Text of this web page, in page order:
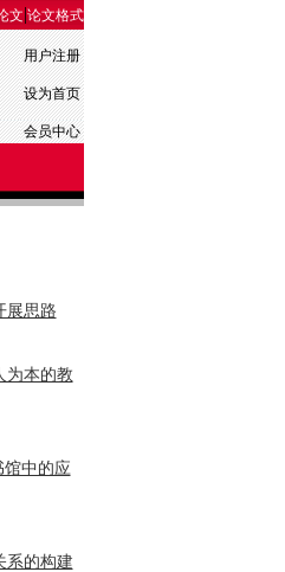
文|论文格式
用户注册
设为首页
会员中心
展思路
为本的教
馆中的应
系的构建